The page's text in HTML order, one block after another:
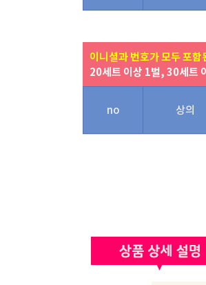
이니셜과 번호가 모두 포
20세트 이상 1벌, 30세트
no 상의